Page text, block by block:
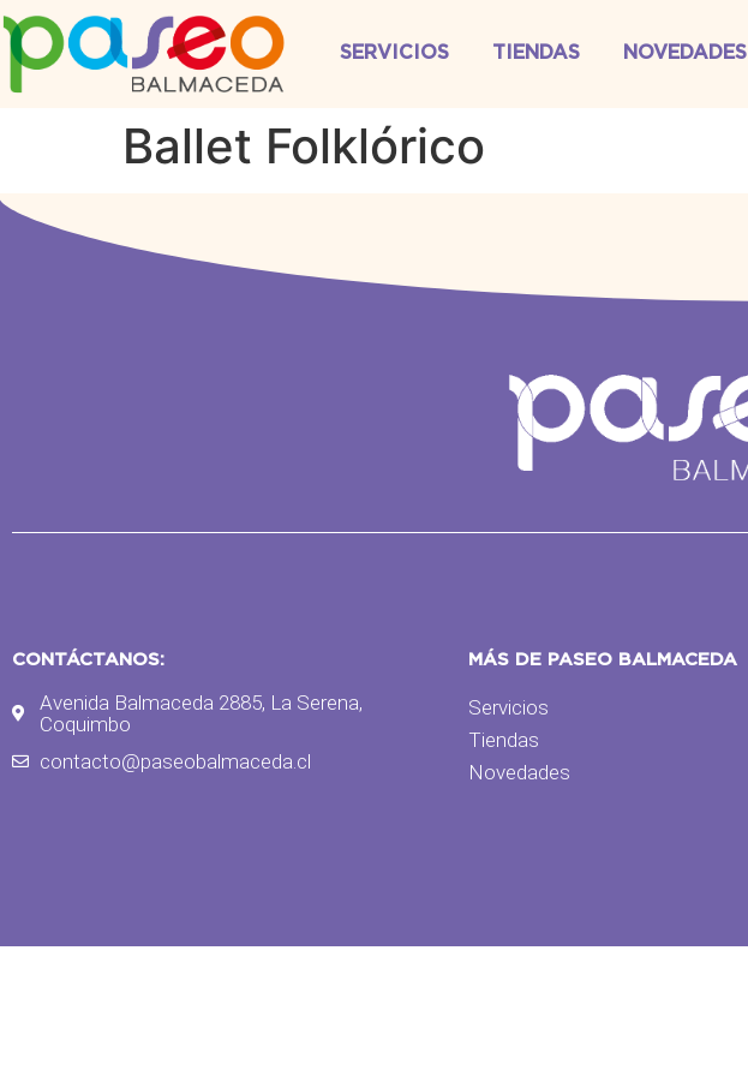
SERVICIOS TIENDAS NOVEDADES
Ballet Folklórico
CONTÁCTANOS:
Avenida Balmaceda 2885, La Serena,
Coquimbo
contacto@paseobalmaceda.cl
MÁS DE PASEO BALMACEDA
Servicios
Tiendas
Novedades